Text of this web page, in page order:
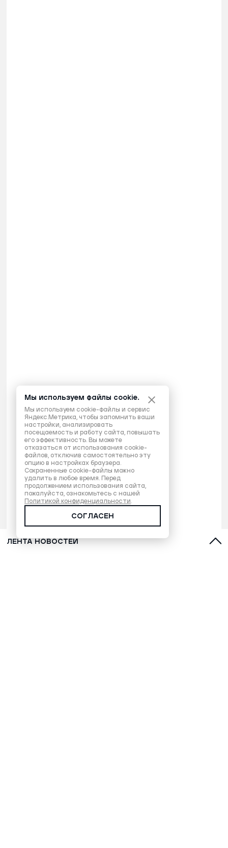
ЛЕНТА НОВОСТЕЙ
Мы используем файлы cookie.
Мы используем cookie-файлы и сервис
Яндекс.Метрика, чтобы запомнить ваши
настройки, анализировать
посещаемость и работу сайта, повышать
его эффективность. Вы можете
отказаться от использования cookie-
файлов, отключив самостоятельно эту
опцию в настройках браузера.
Сохраненные cookie-файлы можно
удалить в любое время. Перед
продолжением использования сайта,
пожалуйста, ознакомьтесь с нашей
Политикой конфиденциальности.
СОГЛАСЕН